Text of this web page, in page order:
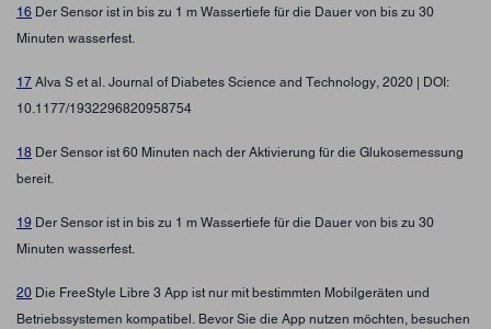
16 Der Sensor ist in bis zu 1 m Wassertiefe für die Dauer von bis zu 30
Minuten wasserfest.
17 Alva S et al. Journal of Diabetes Science and Technology, 2020 | DOI:
10.1177/1932296820958754
18 Der Sensor ist 60 Minuten nach der Aktivierung für die Glukosemessung
bereit.
19 Der Sensor ist in bis zu 1 m Wassertiefe für die Dauer von bis zu 30
Minuten wasserfest.
20 Die FreeStyle Libre 3 App ist nur mit bestimmten Mobilgeräten und
Betriebssystemen kompatibel. Bevor Sie die App nutzen möchten, besuchen